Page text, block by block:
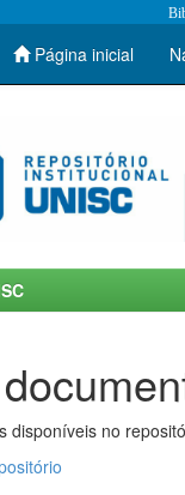
Página inicial
disponíveis no